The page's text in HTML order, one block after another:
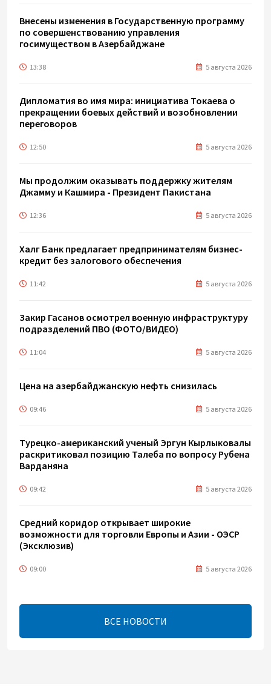
Внесены изменения в Государственную программу
по совершенствованию управления
госимуществом в Азербайджане
13:38 5 августа 2026
Дипломатия во имя мира: инициатива Токаева о
прекращении боевых действий и возобновлении
переговоров
12:50 5 августа 2026
Мы продолжим оказывать поддержку жителям
Джамму и Кашмира - Президент Пакистана
12:36 5 августа 2026
Халг Банк предлагает предпринимателям бизнес-
кредит без залогового обеспечения
11:42 5 августа 2026
Закир Гасанов осмотрел военную инфраструктуру
подразделений ПВО (ФОТО/ВИДЕО)
11:04 5 августа 2026
Цена на азербайджанскую нефть cнизилась
09:46 5 августа 2026
Турецко-американский ученый Эргун Кырлыковалы
раскритиковал позицию Талеба по вопросу Рубена
Варданяна
09:42 5 августа 2026
Средний коридор открывает широкие
возможности для торговли Европы и Азии - ОЭСР
(Эксклюзив)
09:00 5 августа 2026
Центральная Азия ускоряет цифровой переход:
08:00 5 августа 2026
ВСЕ НОВОСТИ